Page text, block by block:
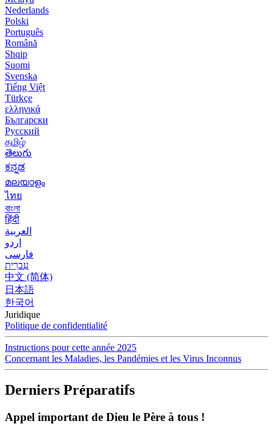
Nederlands
Polski
Português
Română
Shqip
Suomi
Svenska
Tiếng Việt
Türkçe
ελληνικά
Български
Русский
தமிழ்
తెలుగు
ಕನ್ನಡ
മലയാളം
ไทย
বাংলা
हिंदी
العربية
اردو
فارسی
עִברִית
中文 (简体)
日本語
한국어
Juridique
Politique de confidentialité
Instructions pour cette année 2025
Concernant les Maladies, les Pandémies et les Virus Inconnus
Derniers Préparatifs
Appel important de Dieu le Père à tous !